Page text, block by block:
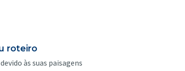
roteiro
às suas paisagens